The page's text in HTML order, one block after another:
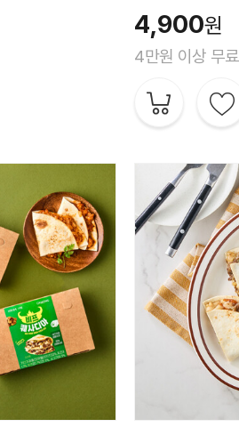
4,900원
4만원 이상 무